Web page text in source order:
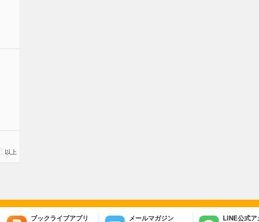
以上
ブックライブアプリ メールマガジン LINE公式ア